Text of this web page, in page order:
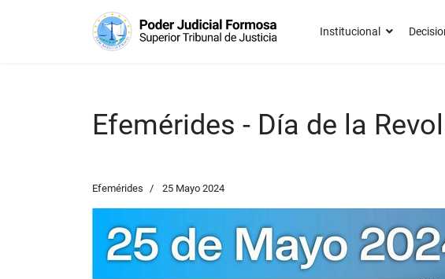
Institucional
Efemérides - Día de la
Efemérides 25 Mayo 2024